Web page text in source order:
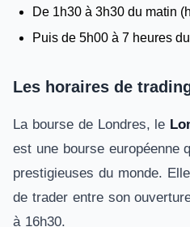
De 1h30 à 3h30 du matin
Puis de 5h00 à 7 heures
Les horaires de
La bourse de Londres, le
est une bourse européenne
prestigieuses du monde.
de trader entre son
à 16h30.